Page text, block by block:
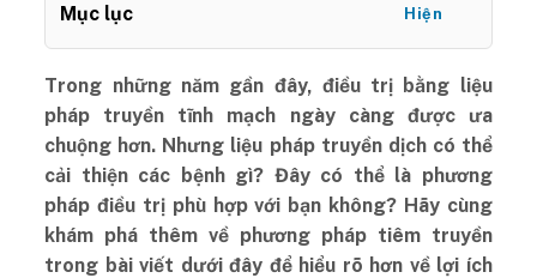
Mục lục Hiện
Trong những năm gần đây, điều trị bằng liệu
pháp truyền tĩnh mạch ngày càng được ưa
chuộng hơn. Nhưng liệu pháp truyền dịch có thể
cải thiện các bệnh gì? Đây có thể là phương
pháp điều trị phù hợp với bạn không? Hãy cùng
khám phá thêm về phương pháp tiêm truyền
trong bài viết dưới đây để hiểu rõ hơn về lợi ích